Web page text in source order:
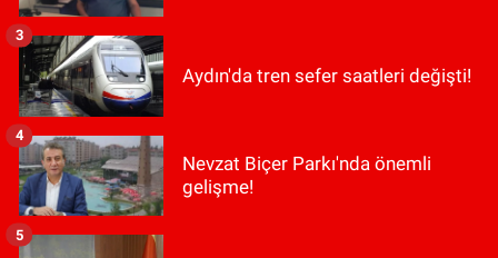
Aydın'da tren sefer saatleri değişti!
3
Nevzat Biçer Parkı'nda önemli
gelişme!
4
5